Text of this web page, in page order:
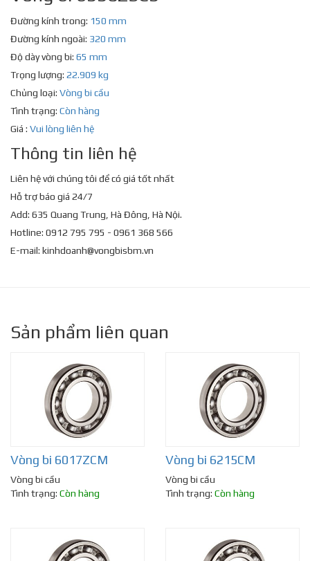
Đường kính trong: 150 mm
Đường kính ngoài: 320 mm
Độ dày vòng bi: 65 mm
Trọng lượng: 22.909 kg
Chủng loại: Vòng bi cầu
Tình trạng: Còn hàng
Giá : Vui lòng liên hệ
Thông tin liên hệ
Liên hệ với chúng tôi để có giá tốt nhất
Hỗ trợ báo giá 24/7
Add: 635 Quang Trung, Hà Đông, Hà Nội.
Hotline: 0912 795 795 - 0961 368 566
E-mail: kinhdoanh@vongbisbm.vn
Sản phẩm liên quan
Vòng bi 6017ZCM
Vòng bi cầu
Tình trạng: Còn hàng
Vòng bi 6215CM
Vòng bi cầu
Tình trạng: Còn hàng